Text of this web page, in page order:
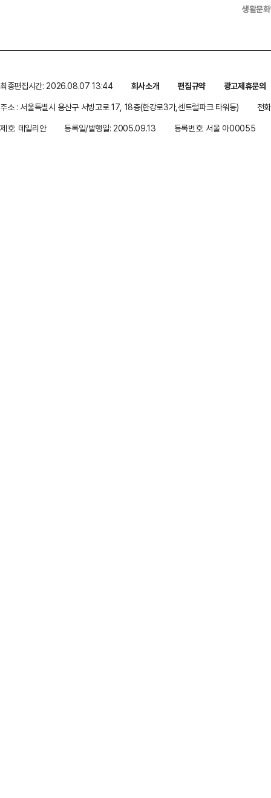
생활문
최종편집시간: 2026.08.07 13:44 회사소개 편집규약
광고제휴문의
주소 : 서울특별시 용산구 서빙고로 17, 18층(한강로3가,센트럴파크 타워동)
전
제호: 데일리안
등록일/발행일: 2005.09.13 등록번호: 서울 아00055